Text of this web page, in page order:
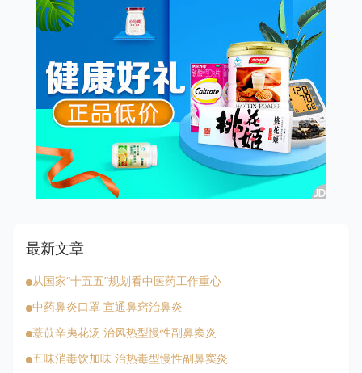
最新文章
从国家“十五五”规划看中医药工作重心
中药鼻炎口罩 宣通鼻窍治鼻炎
薏苡辛夷花汤 治风热型慢性副鼻窦炎
五味消毒饮加味 治热毒型慢性副鼻窦炎